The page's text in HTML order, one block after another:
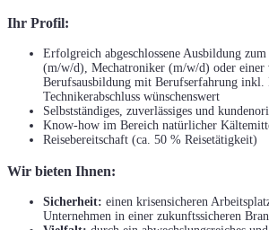
Ihr Profil:
Erfolgreich abgeschlossene Ausbildung
(m/w/d), Mechatroniker (m/w/d) oder einer
Berufsausbildung mit Berufserfahrung inkl.
Technikerabschluss wünschenswert
Selbstständiges, zuverlässiges und
Know-how im Bereich natürlicher
Reisebereitschaft (ca. 50 % Reisetätigkeit)
Wir bieten Ihnen:
Sicherheit: einen krisensicheren
Unternehmen in einer zukunftssicheren